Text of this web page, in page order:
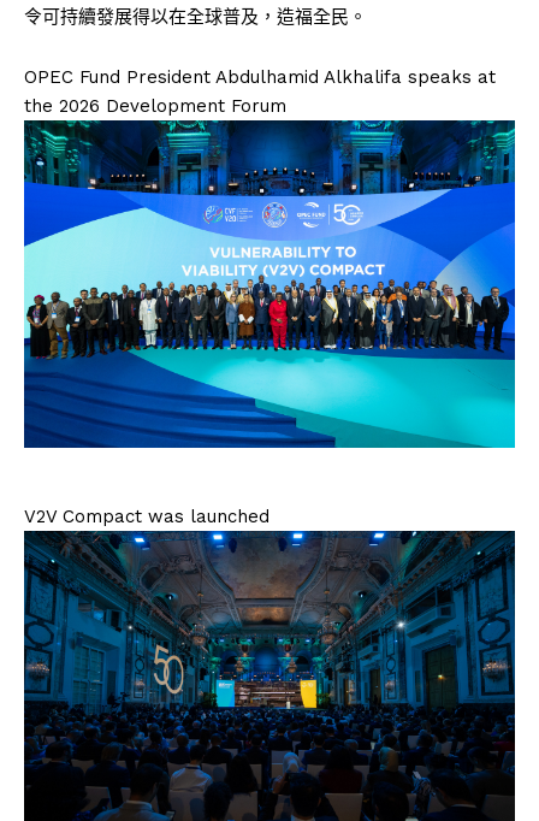
令可持續發展得以在全球普及，造福全民。
OPEC Fund President Abdulhamid Alkhalifa speaks at
the 2026 Development Forum
V2V Compact was launched